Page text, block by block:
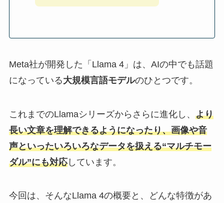
Meta社が開発した「Llama 4」は、AIの中でも話題
になっている大規模言語モデルのひとつです。
これまでのLlamaシリーズからさらに進化し、 より
長い文章を理解できるようになったり、画像や音
声といったいろいろなデータを扱える“マルチモー
ダル”にも対応しています。
今回は、そんなLlama 4の概要と、どんな特徴があ